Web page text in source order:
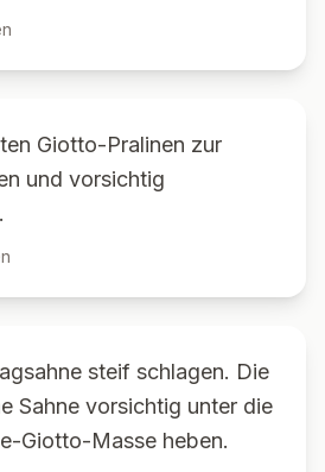
Giotto-Pralinen zur
und vorsichtig
steif schlagen. Die
Sahne vorsichtig unter die
Giotto-Masse heben.